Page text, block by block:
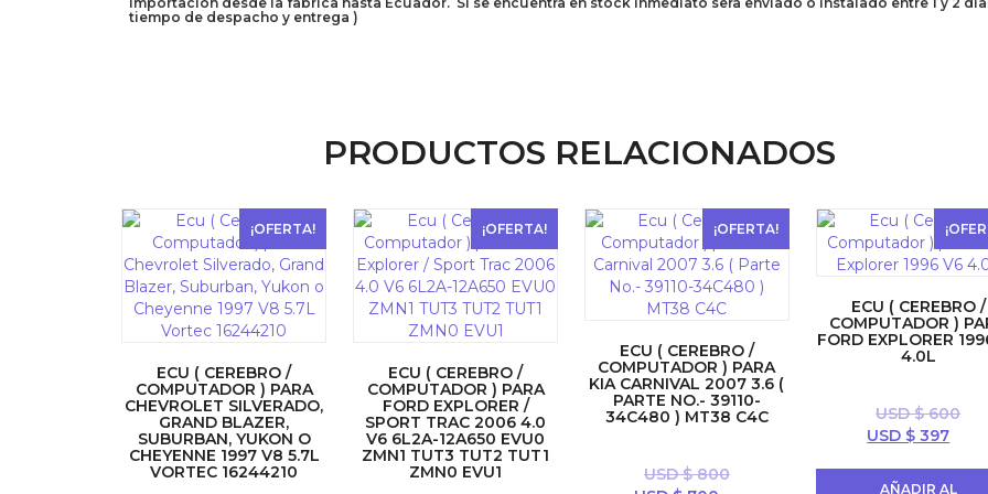
tiempo de despacho y entrega )
PRODUCTOS RELACIONADOS
¡OFERTA!
ECU ( CEREBRO /
COMPUTADOR ) PARA
CHEVROLET SILVERADO,
GRAND BLAZER,
SUBURBAN, YUKON O
CHEYENNE 1997 V8 5.7L
VORTEC 16244210
¡OFERTA!
ECU ( CEREBRO /
COMPUTADOR ) PARA
FORD EXPLORER /
SPORT TRAC 2006 4.0
V6 6L2A-12A650 EVU0
ZMN1 TUT3 TUT2 TUT1
ZMN0 EVU1
¡OFERTA!
ECU ( CEREBRO /
COMPUTADOR ) PARA
KIA CARNIVAL 2007 3.6 (
PARTE NO.- 39110-
34C480 ) MT38 C4C
USD $800
ECU ( CEREBRO /
COMPUTADOR )
FORD EXPLORER
4.0L
USD $600
El
original
USD $ 397El
AÑADIR AL